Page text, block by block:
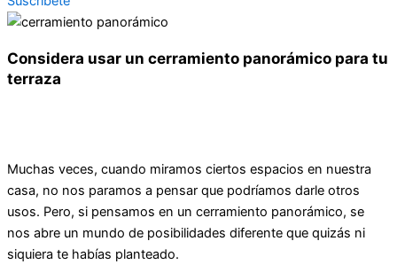
Considera usar un cerramiento panorámico para tu
terraza
Muchas veces, cuando miramos ciertos espacios en nuestra
casa, no nos paramos a pensar que podríamos darle otros
usos. Pero, si pensamos en un cerramiento panorámico, se
nos abre un mundo de posibilidades diferente que quizás ni
siquiera te habías planteado.